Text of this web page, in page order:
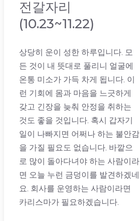
전갈자리
(10.23~11.22)
상당히 운이 성한 하루입니다. 모
든 것이 내 뜻대로 풀리니 얼굴에
온통 미소가 가득 차게 됩니다. 이
런 기회에 몸과 마음을 느긋하게
갖고 긴장을 늦춰 안정을 취하는
것도 좋을 것입니다. 혹시 갑자기
일이 나빠지면 어쩌나 하는 불안감
을 가질 필요도 없습니다. 바깥으
로 많이 돌아다녀야 하는 사람이라
면 오늘 누런 금덩이를 발견하겠네
요. 회사를 운영하는 사람이라면
카리스마가 필요하겠습니다.